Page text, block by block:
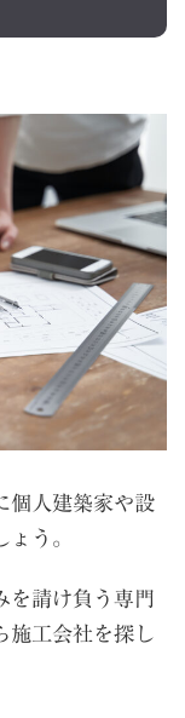
個人建築家や設
う。
を請け負う専門
施工会社を探し